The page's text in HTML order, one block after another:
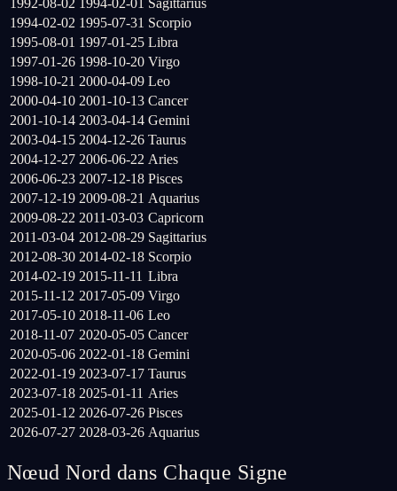
1994-02-02 1995-07-31 Scorpio
1995-08-01 1997-01-25 Libra
1997-01-26 1998-10-20 Virgo
1998-10-21 2000-04-09 Leo
2000-04-10 2001-10-13 Cancer
2001-10-14 2003-04-14 Gemini
2003-04-15 2004-12-26 Taurus
2004-12-27 2006-06-22 Aries
2006-06-23 2007-12-18 Pisces
2007-12-19 2009-08-21 Aquarius
2009-08-22 2011-03-03 Capricorn
2011-03-04 2012-08-29 Sagittarius
2012-08-30 2014-02-18 Scorpio
2014-02-19 2015-11-11 Libra
2015-11-12 2017-05-09 Virgo
2017-05-10 2018-11-06 Leo
2018-11-07 2020-05-05 Cancer
2020-05-06 2022-01-18 Gemini
2022-01-19 2023-07-17 Taurus
2023-07-18 2025-01-11 Aries
2025-01-12 2026-07-26 Pisces
2026-07-27 2028-03-26 Aquarius
Nœud Nord dans Chaque Signe